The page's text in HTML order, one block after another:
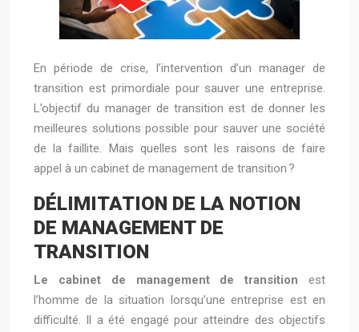
En période de crise, l’intervention d’un manager de
transition est primordiale pour sauver une entreprise.
L’objectif du manager de transition est de donner les
meilleures solutions possible pour sauver une société
de la faillite. Mais quelles sont les raisons de faire
appel à un cabinet de management de transition ?
DÉLIMITATION DE LA NOTION
DE MANAGEMENT DE
TRANSITION
Le cabinet de management de transition est
l’homme de la situation lorsqu’une entreprise est en
difficulté. Il a été engagé pour atteindre des objectifs